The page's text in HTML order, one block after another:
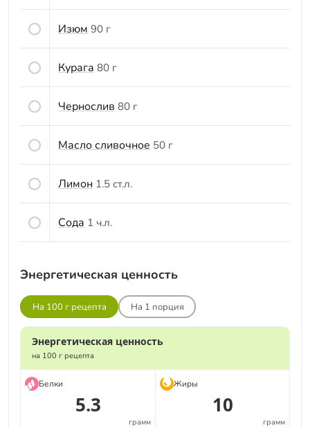
Изюм 90 г
Курага 80 г
Чернослив 80 г
Масло сливочное 50 г
Лимон 1.5 ст.л.
Сода 1 ч.л.
Энергетическая ценность
На 100 г рецепта На 1 порция
Энергетическая ценность
на 100 г рецепта
Белки
5.3
грамм
Жиры
10
грамм